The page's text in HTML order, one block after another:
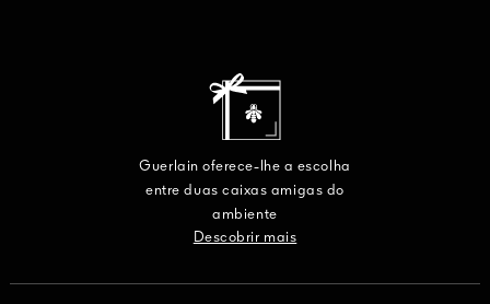
Guerlain oferece-lhe a escolha
entre duas caixas amigas do
ambiente
Descobrir mais